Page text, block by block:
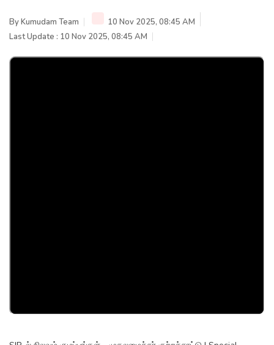
ByKumudam Team
10 Nov 2025, 08:45 AM
Last Update : 10 Nov 2025, 08:45 AM